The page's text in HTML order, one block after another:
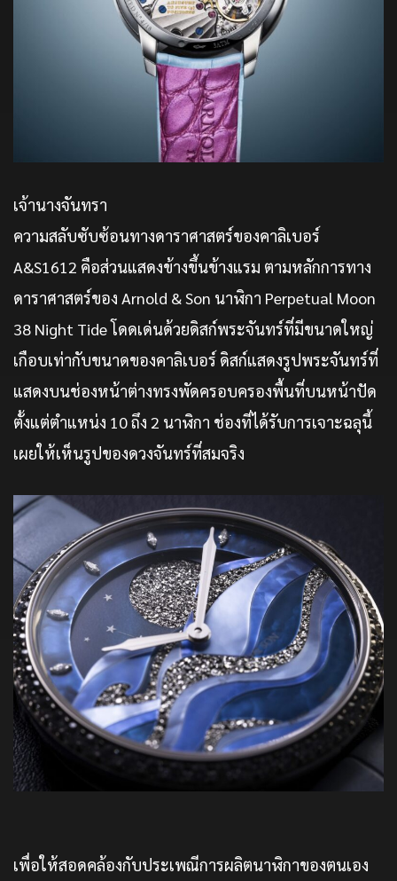
เจ้านางจันทรา
ความสลับซับซ้อนทางดาราศาสตร์ของคาลิเบอร์
A&S1612 คือส่วนแสดงข้างขึ้นข้างแรม ตามหลักการทาง
ดาราศาสตร์ของ Arnold & Son นาฬิกา Perpetual Moon
38 Night Tide โดดเด่นด้วยดิสก์พระจันทร์ที่มีขนาดใหญ่
เกือบเท่ากับขนาดของคาลิเบอร์ ดิสก์แสดงรูปพระจันทร์ที่
แสดงบนช่องหน้าต่างทรงพัดครอบครองพื้นที่บนหน้าปัด
ตั้งแต่ตำแหน่ง 10 ถึง 2 นาฬิกา ช่องที่ได้รับการเจาะฉลุนี้
เผยให้เห็นรูปของดวงจันทร์ที่สมจริง
เพื่อให้สอดคล้องกับประเพณีการผลิตนาฬิกาของตนเอง